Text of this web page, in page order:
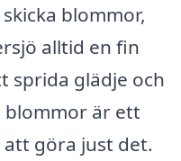
blommor,
alltid en fin
sprida glädje och
blommor är ett
göra just det.